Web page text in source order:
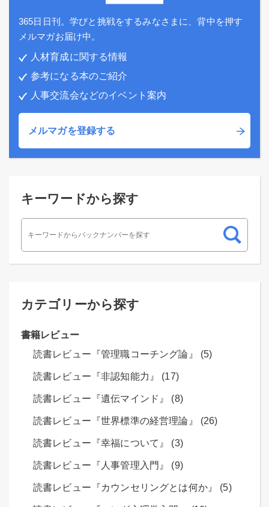
365日日刊。学びと挑戦をするみなさまに、背中を押す
メルマガお届け中。
人材育成に関する情報
参考になる本のご紹介
人事交流会などのイベント案内
メルマガを登録する
キーワードから探す
カテゴリーから探す
書籍レビュー
読書レビュー『管理職コーチング論』 (5)
読書レビュー『非認知能力』 (17)
読書レビュー『遺伝マインド』 (8)
読書レビュー『世界標準の経営理論』 (26)
読書レビュー『幸福について』 (3)
読書レビュー『人事管理入門』 (9)
読書レビュー『カウンセリングとは何か』 (5)